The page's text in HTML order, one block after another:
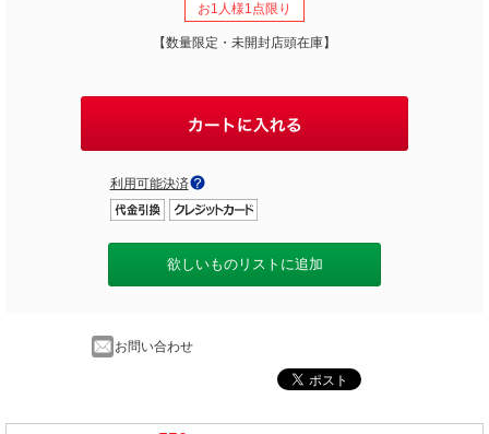
お1人様1点限り
【数量限定・未開封店頭在庫】
利用可能決済
欲しいものリストに追加
お問い合わせ